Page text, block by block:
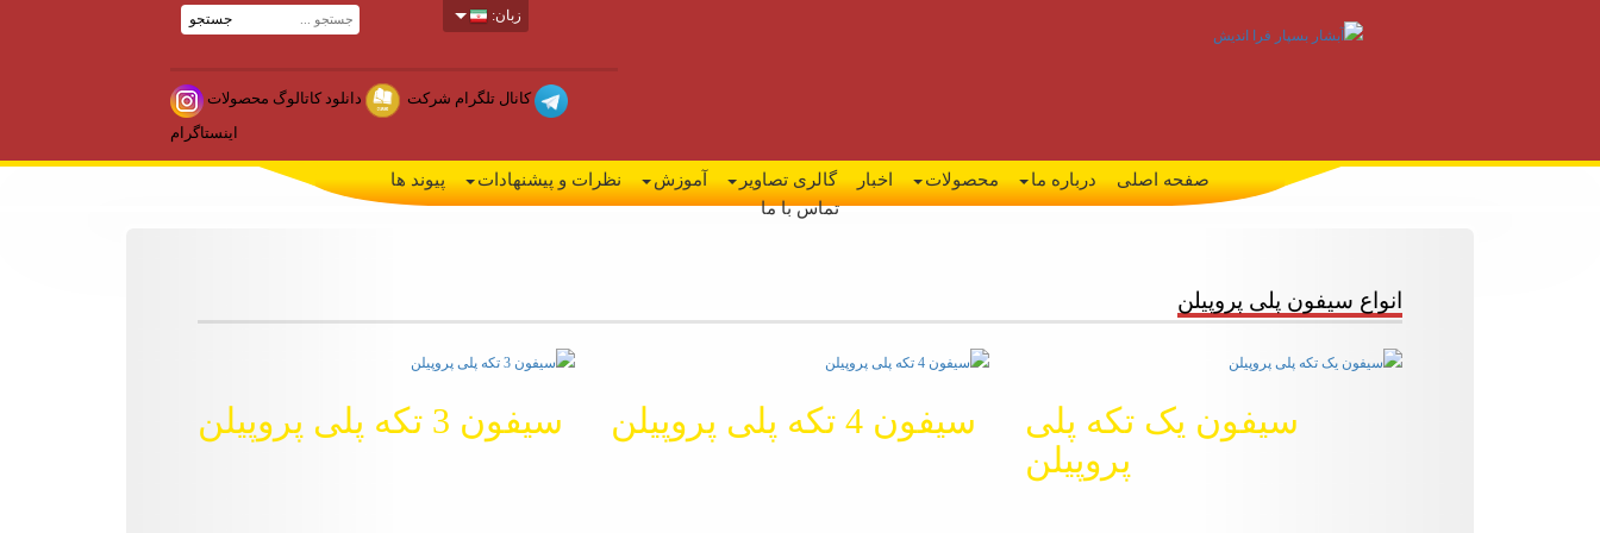
زبان: جستجو
کانال تلگرام شرکت
دانلود کاتالوگ محصولات
اینستاگرام
صفحه اصلی درباره ما محصولات اخبار گالری تصاویر آموزش نظرات و پیشنهادات
پیوند ها
تماس با ما
انواع سیفون پلی پروپیلن
سیفون یک تکه پلی
پروپیلن
سیفون 4 تکه پلی پروپیلن سیفون 3 تکه پلی پروپیلن